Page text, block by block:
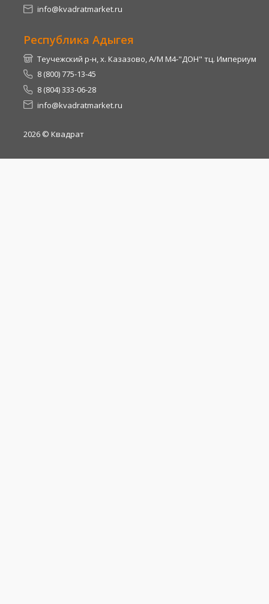
info@kvadratmarket.ru
Республика Адыгея
Теучежский р-н, х. Казазово, А/М М4-"ДОН" тц. Империум
8 (800) 775-13-45
8 (804) 333-06-28
info@kvadratmarket.ru
2026 © Квадрат